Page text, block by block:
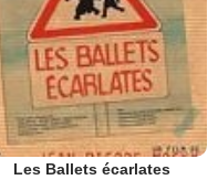
Les Ballets écarlates